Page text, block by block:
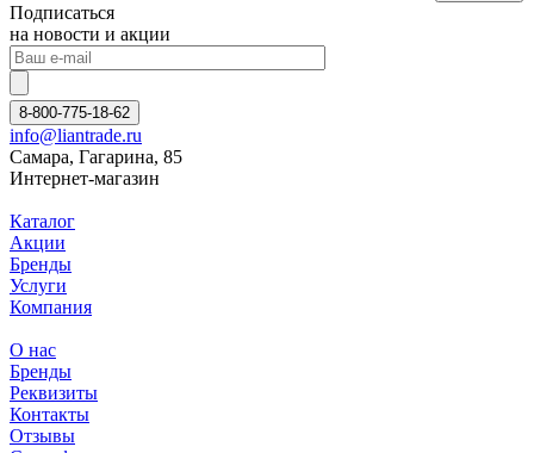
Подписаться
на новости и акции
8-800-775-18-62
info@liantrade.ru
Самара, Гагарина, 85
Интернет-магазин
Каталог
Акции
Бренды
Услуги
Компания
О нас
Бренды
Реквизиты
Контакты
Отзывы